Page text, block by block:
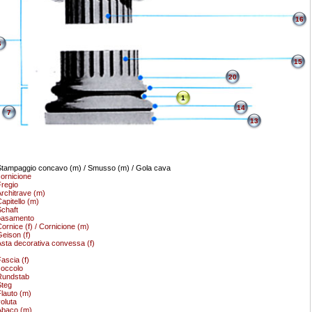
1
concavo (m) / Smusso (m) / Gola cava
(m)
(m)
7
(f) / Cornicione (m)
(f)
decorativa convessa (f)
(f)
13
14
15
(m)
16
(m)
20